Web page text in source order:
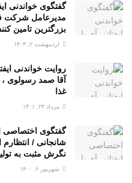
گفتگوی خواندنی
مدیرعامل شرکت
بزرگترین تامین
اردیبهشت ۲, ۱۴۰۳
روایت خواندنی
آقا صمد رسولوی ،
غذا
مرداد ۲۳, ۱۴۰۱
گفتگوی اختصاصی
شانجانی /
نگرش مثبت به
شهریور ۶, ۱۴۰۰